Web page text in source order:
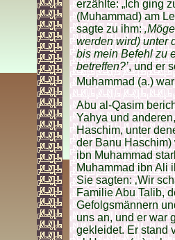
erzählte: „Ich ging
(Muhammad) am
sagte zu ihm:
werden wird) unter
bis mein Befehl zu
betreffen?’, und er
Muhammad (a.)
Abu al-Qasim
Yahya und
Haschim, unter
der Banu Haschim)
ibn Muhammad
Muhammad ibn Ali
Sie sagten: ‚Wir
Familie Abu Talib,
Gefolgsmännern
uns an, und er war
gekleidet. Er stand